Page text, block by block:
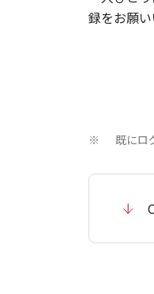
録をお願
※ 既にロ